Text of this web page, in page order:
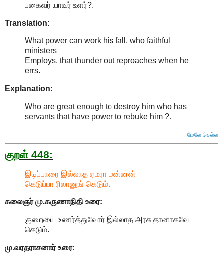
பகைவர் யாவர் உளர்?.
Translation:
What power can work his fall, who faithful
ministers
Employs, that thunder out reproaches when he
errs.
Explanation:
Who are great enough to destroy him who has
servants that have power to rebuke him ?.
மேலே செல்ல
குறள் 448:
இடிப்பாரை இல்லாத ஏமரா மன்னன்
கெடுப்பா ரிலானுங் கெடும்.
கலைஞர் மு.கருணாநிதி உரை:
குறையை உணர்த்துவோர் இல்லாத அரசு தானாகவே
கெடும்.
மு.வரதராசனார்உரை: